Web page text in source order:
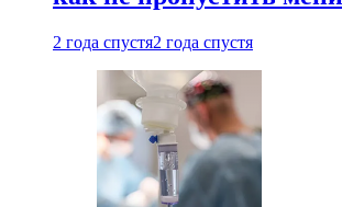
2 года спустя2 года спустя